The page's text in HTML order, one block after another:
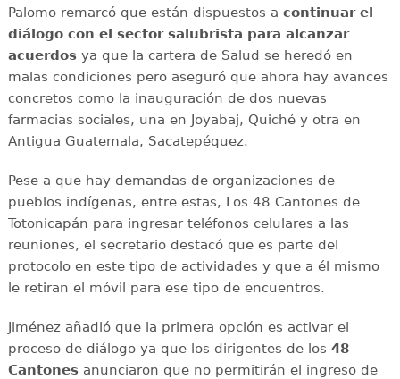
Palomo remarcó que están dispuestos a continuar el
diálogo con el sector salubrista para alcanzar
acuerdosya que la cartera de Salud se heredó en
malas condiciones pero aseguró que ahora hay avances
concretos como la inauguración de dos nuevas
farmacias sociales, una en Joyabaj, Quiché y otra en
Antigua Guatemala, Sacatepéquez.
Pese a que hay demandas de organizaciones de
pueblos indígenas, entre estas, Los 48 Cantones de
Totonicapán para ingresar teléfonos celulares a las
reuniones, el secretario destacó que es parte del
protocolo en este tipo de actividades y que a él mismo
le retiran el móvil para ese tipo de encuentros.
Jiménez añadió que la primera opción es activar el
proceso de diálogo ya que los dirigentes de los 48
Cantonesanunciaron que no permitirán el ingreso de